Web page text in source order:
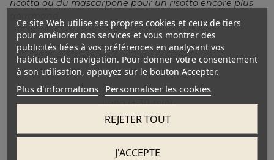
ricotta ou du mascarpone pour un risotto encore plus
Temps de préparation
Long (+ 30 min)
Type de recette
Ce site Web utilise ses propres cookies et ceux de tiers
pour améliorer nos services et vous montrer des
publicités liées à vos préférences en analysant vos
habitudes de navigation. Pour donner votre consentement
à son utilisation, appuyez sur le bouton Accepter.
Plus d'informations Personnaliser les cookies
REJETER TOUT
J'ACCEPTE